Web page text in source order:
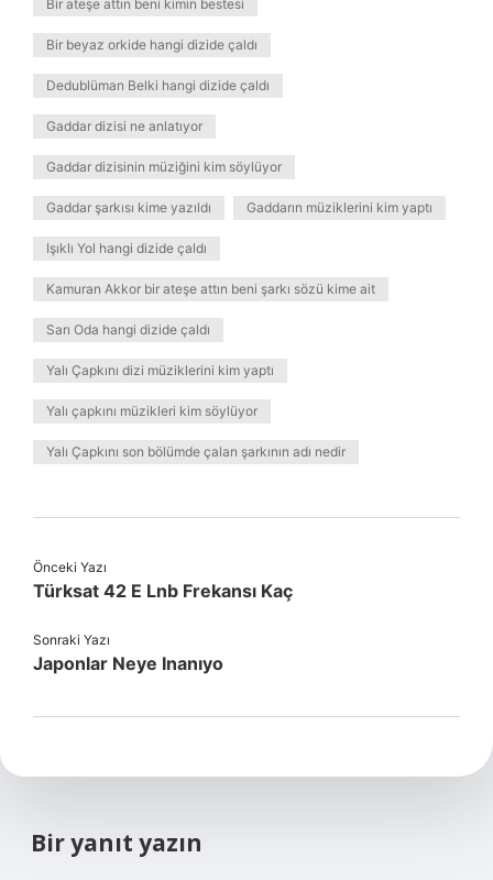
Bir ateşe attın beni kimin bestesi
Bir beyaz orkide hangi dizide çaldı
Dedublüman Belki hangi dizide çaldı
Gaddar dizisi ne anlatıyor
Gaddar dizisinin müziğini kim söylüyor
Gaddar şarkısı kime yazıldı Gaddarın müziklerini kim yaptı
Işıklı Yol hangi dizide çaldı
Kamuran Akkor bir ateşe attın beni şarkı sözü kime ait
Sarı Oda hangi dizide çaldı
Yalı Çapkını dizi müziklerini kim yaptı
Yalı çapkını müzikleri kim söylüyor
Yalı Çapkını son bölümde çalan şarkının adı nedir
Önceki Yazı
Türksat 42 E Lnb Frekansı Kaç
Sonraki Yazı
Japonlar Neye Inanıyo
Bir yanıt yazın